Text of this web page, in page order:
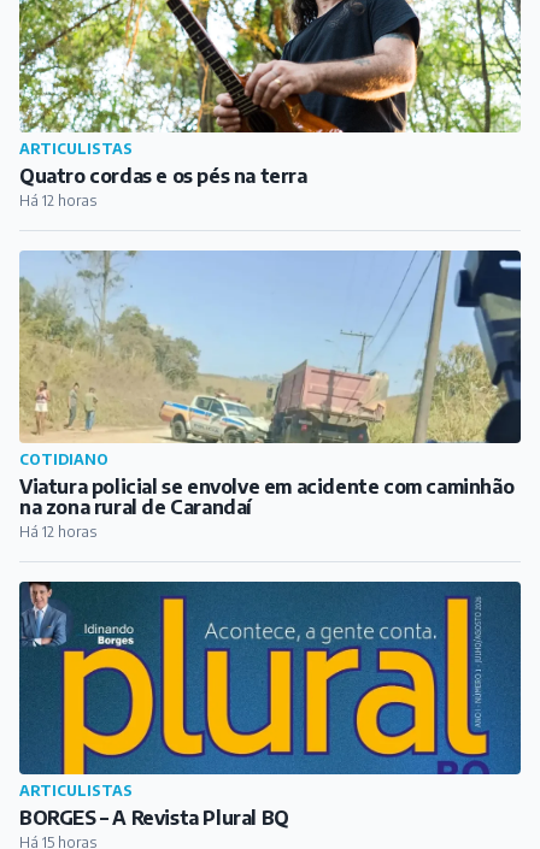
COTIDIANO
Viatura policial se envolve em acidente com caminhão
na zona rural de Carandaí
Há 12 horas
ARTICULISTAS
BORGES – A Revista Plural BQ
Há 15 horas
ARTICULISTAS
Florescer como as flores